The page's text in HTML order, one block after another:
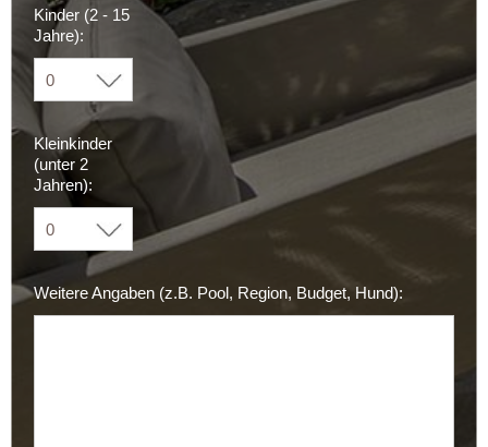
Kinder (2 - 15
Jahre):
Kleinkinder
(unter 2
Jahren):
Weitere Angaben (z.B. Pool, Region, Budget, Hund):